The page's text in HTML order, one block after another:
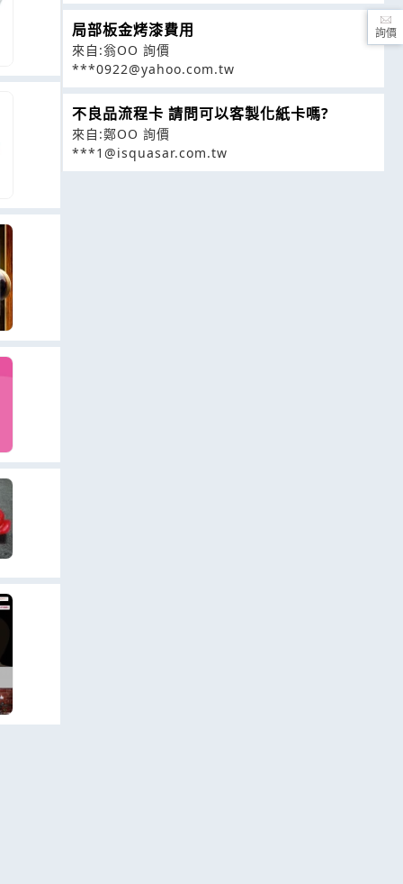
局部板金烤漆費用
來自:翁OO 詢價
***0922@yahoo.com.tw
不良品流程卡 請問可以客製化紙卡嗎?
來自:鄭OO 詢價
***1@isquasar.com.tw
詢價